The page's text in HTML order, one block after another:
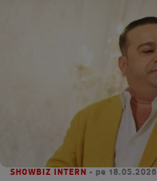
SHOWBIZ INTERN • pe